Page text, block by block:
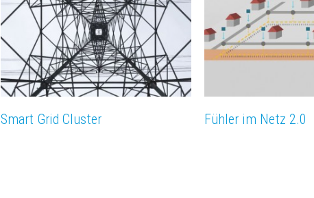
Smart Grid Cluster Fühler im Netz 2.0